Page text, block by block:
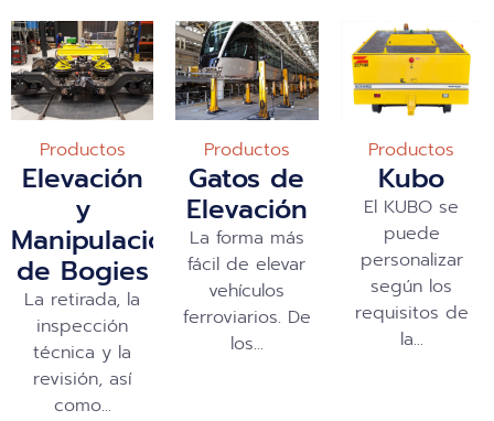
Productos
Elevación
y
Manipulación
de Bogies
La retirada, la
inspección
técnica y la
revisión, así
como...
Productos
Gatos de
Elevación
La forma más
fácil de elevar
vehículos
ferroviarios. De
los...
Productos
Kubo
El KUBO se
puede
personalizar
según los
requisitos de
la...